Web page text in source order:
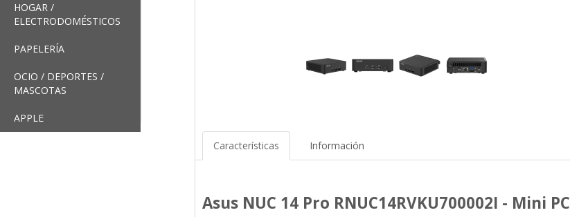
HOGAR /
ELECTRODOMÉSTICOS
PAPELERÍA
OCIO / DEPORTES /
MASCOTAS
APPLE
Características Información
Asus NUC 14 Pro RNUC14RVKU700002I - Mini PC